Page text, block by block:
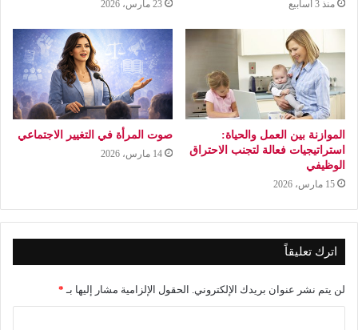
منذ 3 أسابيع 23 مارس، 2026
الموازنة بين العمل والحياة:
استراتيجيات فعالة لتجنب الاحتراق
الوظيفي
15 مارس، 2026
صوت المرأة في التغيير الاجتماعي
14 مارس، 2026
اترك تعليقاً
لن يتم نشر عنوان بريدك الإلكتروني. الحقول الإلزامية مشار إليها بـ *